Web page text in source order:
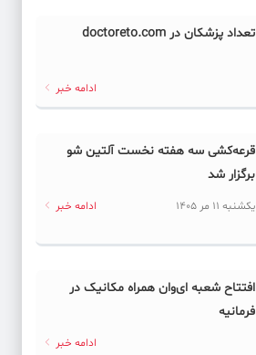
تعداد پزشکان در doctoreto.com
ادامه خبر
قرعه‌کشی سه هفته نخست آلتین شو
برگزار شد
یکشنبه 11 مر 1405 ادامه خبر
افتتاح شعبه ای‌وان همراه مکانیک در
فرمانیه
ادامه خبر